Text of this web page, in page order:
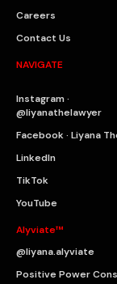
Careers
Contact Us
NAVIGATE
Instagram ·
@liyanathelawyer
Facebook · Liyana
LinkedIn
TikTok
YouTube
Alyviate™
@liyana.alyviate
Positive Power